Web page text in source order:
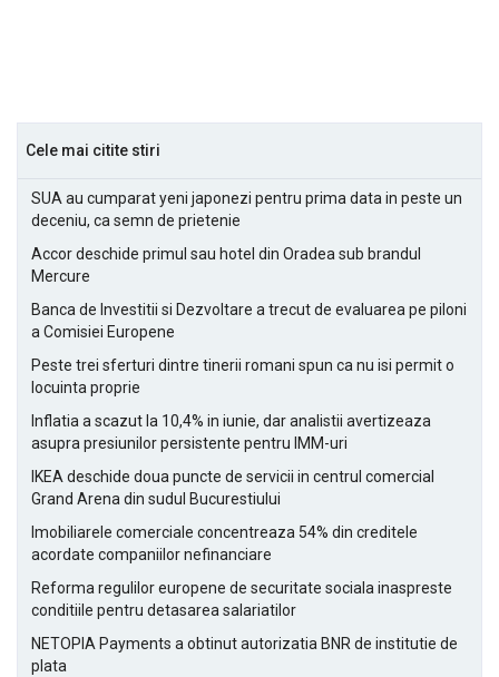
Cele mai citite stiri
SUA au cumparat yeni japonezi pentru prima data in peste un
deceniu, ca semn de prietenie
Accor deschide primul sau hotel din Oradea sub brandul
Mercure
Banca de Investitii si Dezvoltare a trecut de evaluarea pe piloni
a Comisiei Europene
Peste trei sferturi dintre tinerii romani spun ca nu isi permit o
locuinta proprie
Inflatia a scazut la 10,4% in iunie, dar analistii avertizeaza
asupra presiunilor persistente pentru IMM-uri
IKEA deschide doua puncte de servicii in centrul comercial
Grand Arena din sudul Bucurestiului
Imobiliarele comerciale concentreaza 54% din creditele
acordate companiilor nefinanciare
Reforma regulilor europene de securitate sociala inaspreste
conditiile pentru detasarea salariatilor
NETOPIA Payments a obtinut autorizatia BNR de institutie de
plata